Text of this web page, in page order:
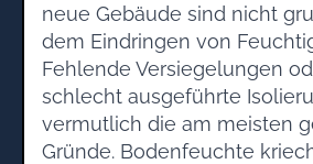
neue Gebäude sind nicht
dem Eindringen von
Fehlende Versiegelungen
schlecht ausgeführte
vermutlich die am meisten
Gründe. Bodenfeuchte